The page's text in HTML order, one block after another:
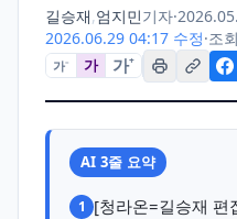
길승재,엄지민기자·
2026.06.29 04:17 수정·조
가− 가 가+
AI 3줄 요약
1 [청라온=길승재 편